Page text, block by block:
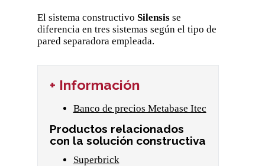
El sistema constructivo Silensis se
diferencia en tres sistemas según el tipo de
pared separadora empleada.
+ Información
Banco de precios Metabase Itec
Productos relacionados
con la solución constructiva
Superbrick